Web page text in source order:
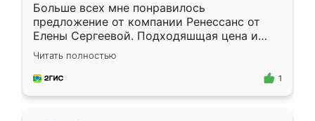
Больше всех мне понравилось
предложение от компании Ренессанс от
Елены Сергеевой. Подходяшщая цена и
короткие сроки изготовления. Приехавший
для замера сотрудник Владислав
предложил по моему эскизу самый
Читать полностью
1